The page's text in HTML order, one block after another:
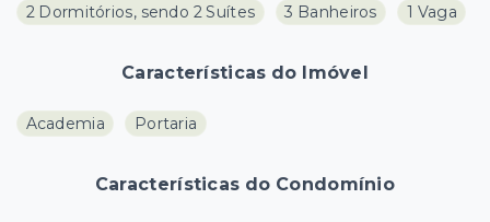
2 Dormitórios, sendo 2 Suítes 3 Banheiros 1 Vaga
Características do Imóvel
Academia Portaria
Características do Condomínio